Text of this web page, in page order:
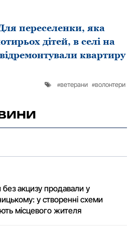
переселенки, яка
дітей, в селі на
квартиру
ветерани волонтери
без акцизу продавали у
у створенні схеми
місцевого жителя